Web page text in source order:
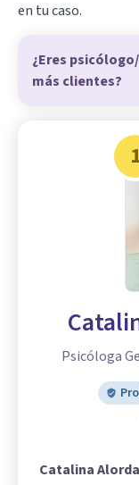
en tu caso.
¿Eres
más clientes?
Psicóloga
Catalina